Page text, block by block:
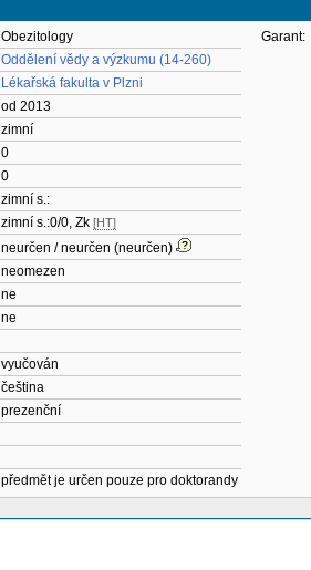
Obezitology
Oddělení vědy a výzkumu (14-260)
Lékařská fakulta v Plzni
od 2013
zimní
0
0
zimní s.:
zimní s.:0/0, Zk [HT]
neurčen / neurčen (neurčen)
neomezen
ne
ne
vyučován
čeština
prezenční
předmět je určen pouze pro doktorandy
Garant: